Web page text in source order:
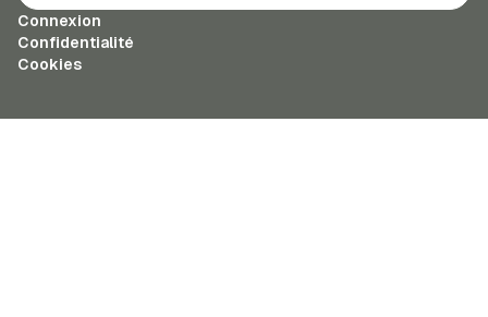
Connexion
Confidentialité
Cookies